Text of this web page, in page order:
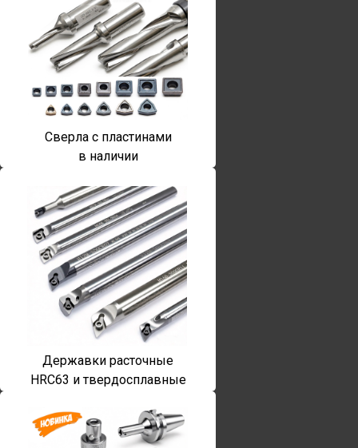
Сверла с пластинами
в наличии
Державки расточные
HRC63 и твердосплавные